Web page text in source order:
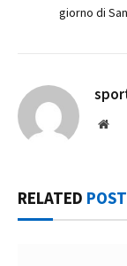
giorno di
RELATED